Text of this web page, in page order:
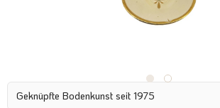
Geknüpfte Bodenkunst seit 1975